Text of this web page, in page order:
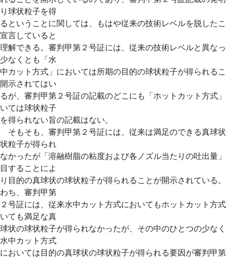
り球状粒子を得
るということに関しては、もはや従来の技術レベルを脱した
宣言していると
理解できる。審判甲第２号証には、従来の技術レベルと異な
少なくとも「水
中カット方式」においては所期の目的の球状粒子が得られる
開示されてはい
るが、審判甲第２号証の記載のどこにも「ホットカット方式
いては球状粒子
を得られない旨の記載はない。
そもそも、審判甲第２号証には、従来は満足のできる真球
状粒子が得られ
なかったが「溶融樹脂の粘度および各ノズル当たりの吐出量
目することによ
り目的の真球状の球状粒子が得られることが開示されている
わち、審判甲第
２号証には、従来水中カット方式においてもホットカット方
いても満足な真
球状の球状粒子が得られなかったが、その中のひとつの少な
水中カット方式
においては目的の真球状の球状粒子が得られる要因が審判甲